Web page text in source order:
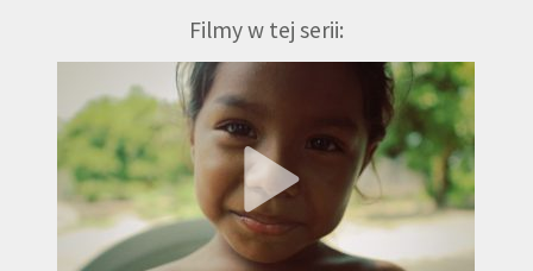
Filmy w tej serii: